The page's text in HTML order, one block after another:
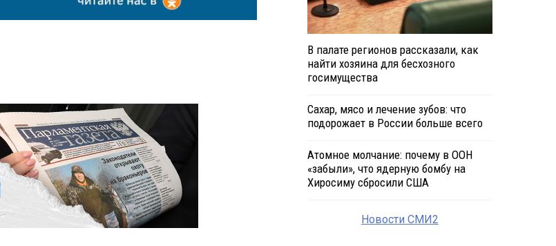
В палате регионов рассказали, как
найти хозяина для бесхозного
госимущества
Сахар, мясо и лечение зубов: что
подорожает в России больше всего
Атомное молчание: почему в ООН
«забыли», что ядерную бомбу на
Хиросиму сбросили США
Новости СМИ2